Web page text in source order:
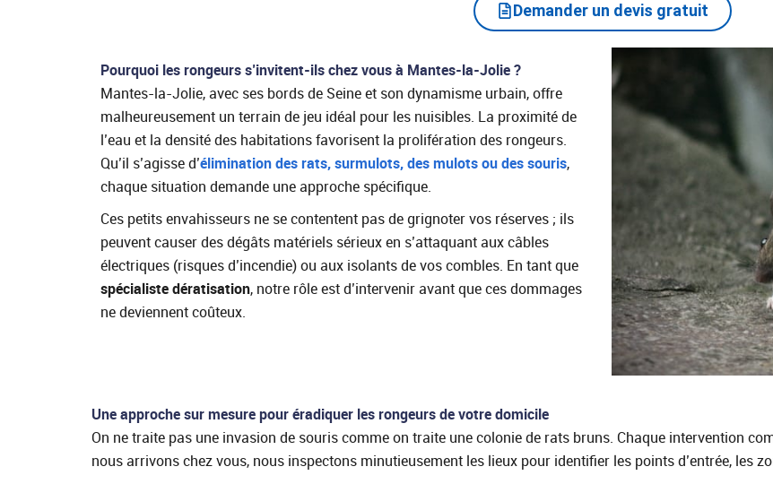
Demander un devis gratuit
Pourquoi les rongeurs s’invitent-ils chez vous à Mantes-la-Jolie ?
Mantes-la-Jolie, avec ses bords de Seine et son dynamisme urbain, offre
malheureusement un terrain de jeu idéal pour les nuisibles. La proximité de
l’eau et la densité des habitations favorisent la prolifération des rongeurs.
Qu’il s’agisse d’élimination des rats, surmulots, des mulots ou des souris,
chaque situation demande une approche spécifique.
Ces petits envahisseurs ne se contentent pas de grignoter vos réserves ; ils
peuvent causer des dégâts matériels sérieux en s’attaquant aux câbles
électriques (risques d’incendie) ou aux isolants de vos combles. En tant que
spécialiste dératisation, notre rôle est d’intervenir avant que ces dommages
ne deviennent coûteux.
Une approche sur mesure pour éradiquer les rongeurs de votre domicile
On ne traite pas une invasion de souris comme on traite une colonie de rats bruns. Chaque intervention
nous arrivons chez vous, nous inspectons minutieusement les lieux pour identifier les points d’entrée, les